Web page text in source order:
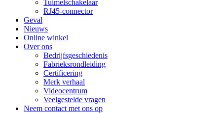
Tuimelschakelaar
RJ45-connector
Geval
Nieuws
Online winkel
Over ons
Bedrijfsgeschiedenis
Fabrieksrondleiding
Certificering
Merk verhaal
Videocentrum
Veelgestelde vragen
Neem contact met ons op